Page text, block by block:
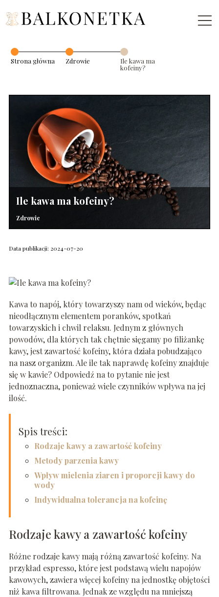
Strona główna Zdrowie
Ile kawa ma
kofeiny?
Ile kawa ma kofeiny?
Zdrowie
Data publikacji: 2024-07-20
Kawa to napój, który towarzyszy nam od wieków, będąc
nieodłącznym elementem poranków, spotkań
towarzyskich i chwil relaksu. Jednym z głównych
powodów, dla których tak chętnie sięgamy po filiżankę
kawy, jest zawartość kofeiny, która działa pobudzająco
na nasz organizm. Ale ile tak naprawdę kofeiny znajduje
się w kawie? Odpowiedź na to pytanie nie jest
jednoznaczna, ponieważ wiele czynników wpływa na jej
ilość.
Spis treści:
Rodzaje kawy a zawartość kofeiny
Metody parzenia kawy
Wpływ mielenia ziaren i proporcji kawy do
wody
Indywidualna tolerancja na kofeinę
Rodzaje kawy a zawartość kofeiny
Różne rodzaje kawy mają różną zawartość kofeiny. Na
przykład espresso, które jest podstawą wielu napojów
kawowych, zawiera więcej kofeiny na jednostkę objętości
niż kawa filtrowana. Jednak ze względu na mniejszą